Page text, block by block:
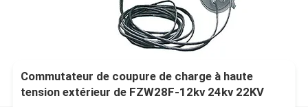
Commutateur de coupure de charge à haute
tension extérieur de FZW28F-12kv 24kv 22KV